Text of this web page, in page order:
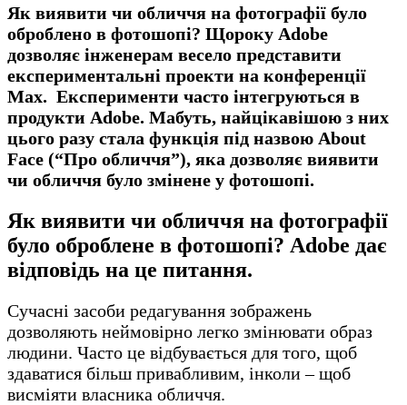
Як виявити чи обличчя на фотографії було
оброблено в фотошопі? Щороку Adobe
дозволяє інженерам весело представити
експериментальні проекти на конференції
Max. Експерименти часто інтегруються в
продукти Adobe. Мабуть, найцікавішою з них
цього разу стала функція під назвою About
Face (“Про обличчя”), яка дозволяє виявити
чи обличчя було змінене у фотошопі.
Як виявити чи обличчя на фотографії
було оброблене в фотошопі? Adobe дає
відповідь на це питання.
Сучасні засоби редагування зображень
дозволяють неймовірно легко змінювати образ
людини. Часто це відбувається для того, щоб
здаватися більш привабливим, інколи – щоб
висміяти власника обличчя.